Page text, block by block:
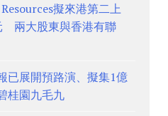
擬來港第二上
兩大股東與香港有聯
已展開預路演、擬集1億
桂園九毛九